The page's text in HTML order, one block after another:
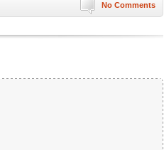
No Comments